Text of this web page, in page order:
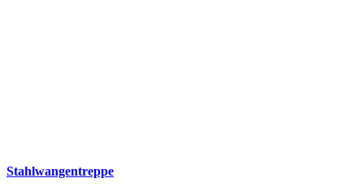
Stahlwangentreppe